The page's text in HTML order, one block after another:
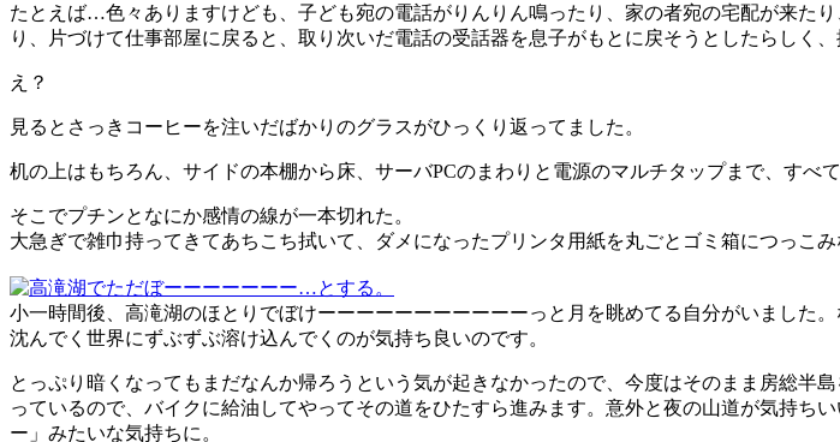
たとえば…色々ありますけども、子ども宛の電話がりんりん鳴ったり、家の者宛の宅配が来た
り、片づけて仕事部屋に戻ると、取り次いだ電話の受話器を息子がもとに戻そうとしたらしく
え？
見るとさっきコーヒーを注いだばかりのグラスがひっくり返ってました。
机の上はもちろん、サイドの本棚から床、サーバPCのまわりと電源のマルチタップまで、すべ
そこでプチンとなにか感情の線が一本切れた。
大急ぎで雑巾持ってきてあちこち拭いて、ダメになったプリンタ用紙を丸ごとゴミ箱につっこ
小一時間後、高滝湖のほとりでぼけーーーーーーーーーーーっと月を眺めてる自分がいました
沈んでく世界にずぶずぶ溶け込んでくのが気持ち良いのです。
とっぷり暗くなってもまだなんか帰ろうという気が起きなかったので、今度はそのまま房総
っているので、バイクに給油してやってその道をひたすら進みます。意外と夜の山道が気持ち
ー」みたいな気持ちに。